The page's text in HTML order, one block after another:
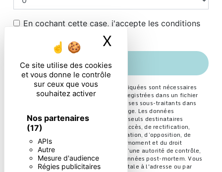
Ce site utilise des cookies
et vous donne le contrôle
sur ceux que vous
souhaitez activer
Nos partenaires
(17)
APIs
Autre
Mesure d'audience
Régies publicitaires
X
En cochant cette case, j'accepte les conditions
particulières ci-dessous **
ENVOYER
** Les données personnelles communiquées sont nécessaires
aux fins de vous contacter et sont enregistrées dans un fichier
informatisé. Elles sont destinées à et ses sous-traitants dans
le seul but de répondre à votre message. Les données
collectées seront communiquées aux seuls destinataires
suivants: . Vous disposez de droits d’accès, de rectification,
d’effacement, de portabilité, de limitation, d’opposition, de
retrait de votre consentement à tout moment et du droit
d’introduire une réclamation auprès d’une autorité de contrôle,
ainsi que d’organiser le sort de vos données post-mortem. Vous
pouvez exercer ces droits par voie postale à l'adresse ou par